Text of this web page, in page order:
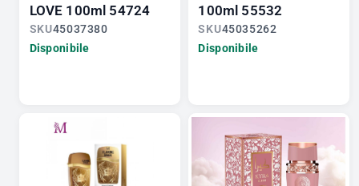
LOVE 100ml 54724
SKU45037380
Disponibile
100ml 55532
SKU45035262
Disponibile